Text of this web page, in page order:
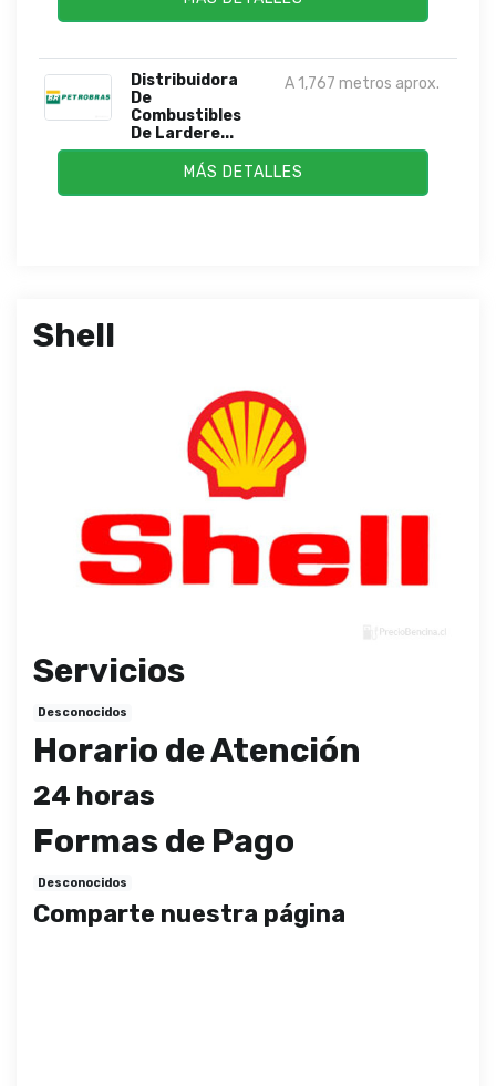
Distribuidora
De
Combustibles
De Lardere...
A 1,767 metros aprox.
MÁS DETALLES
Shell
Servicios
Desconocidos
Horario de Atención
24 horas
Formas de Pago
Desconocidos
Comparte nuestra página